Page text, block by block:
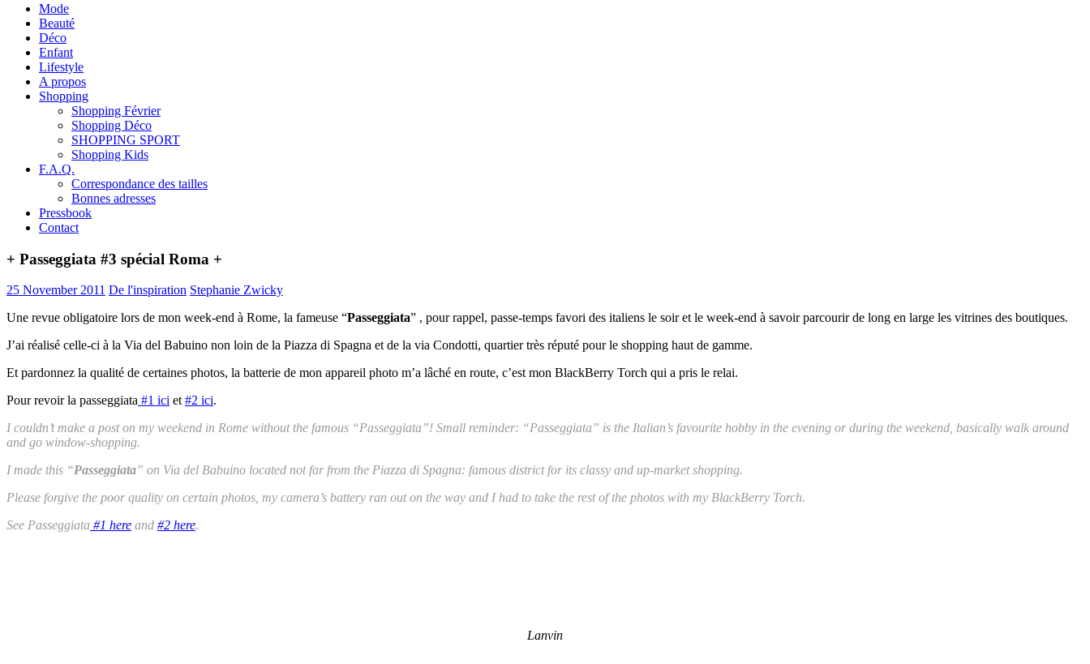
Mode
Beauté
Déco
Enfant
Lifestyle
A propos
Shopping
Shopping Février
Shopping Déco
SHOPPING SPORT
Shopping Kids
F.A.Q.
Correspondance des tailles
Bonnes adresses
Pressbook
Contact
+ Passeggiata #3 spécial Roma +
25 November 2011 De l'inspiration Stephanie Zwicky
Une revue obligatoire lors de mon week-end à Rome, la fameuse “Passeggiata” , pour rappel, passe-temps favori des italiens le soir et le week-end à savoir parcourir de long en large les vitrines des boutiques.
J’ai réalisé celle-ci à la Via del Babuino non loin de la Piazza di Spagna et de la via Condotti, quartier très réputé pour le shopping haut de gamme.
Et pardonnez la qualité de certaines photos, la batterie de mon appareil photo m’a lâché en route, c’est mon BlackBerry Torch qui a pris le relai.
Pour revoir la passeggiata #1 ici et #2 ici.
I couldn’t make a post on my weekend in Rome without the famous “Passeggiata”! Small reminder: “Passeggiata” is the Italian’s favourite hobby in the evening or during the weekend, basically walk around
and go window-shopping.
I made this “Passeggiata” on Via del Babuino located not far from the Piazza di Spagna: famous district for its classy and up-market shopping.
Please forgive the poor quality on certain photos, my camera’s battery ran out on the way and I had to take the rest of the photos with my BlackBerry Torch.
See Passeggiata #1 here and #2 here.
Lanvin